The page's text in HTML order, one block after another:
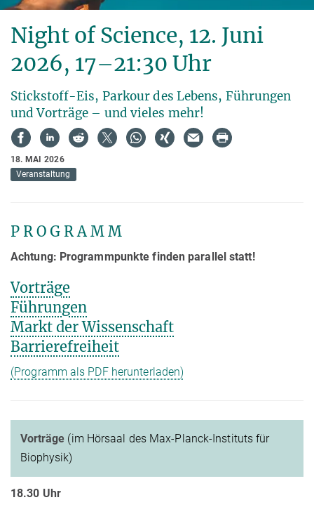
Night of Science, 12. Juni
2026, 17–21:30 Uhr
Stickstoff-Eis, Parkour des Lebens, Führungen
und Vorträge – und vieles mehr!
18. MAI 2026
Veranstaltung
P R O G R A M M
Achtung: Programmpunkte finden parallel statt!
Vorträge
Führungen
Markt der Wissenschaft
Barrierefreiheit
(Programm als PDF herunterladen)
Vorträge (im Hörsaal des Max-Planck-Instituts für
Biophysik)
18.30 Uhr